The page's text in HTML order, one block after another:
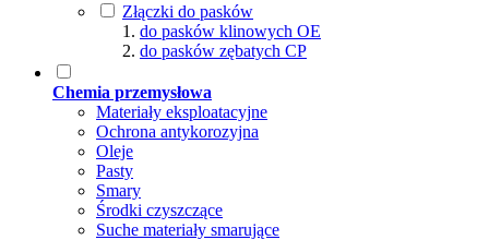
Złączki do pasków
do pasków klinowych OE
do pasków zębatych CP
Chemia przemysłowa
Materiały eksploatacyjne
Ochrona antykorozyjna
Oleje
Pasty
Smary
Środki czyszczące
Suche materiały smarujące